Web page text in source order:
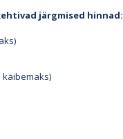
järgmised hinnad: